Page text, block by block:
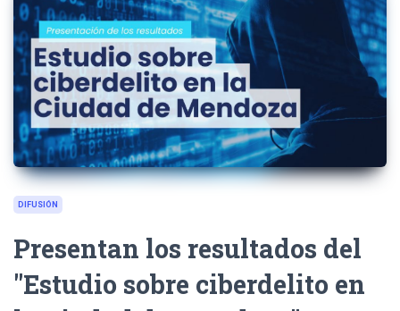
DIFUSIÓN
Presentan los resultados del
"Estudio sobre ciberdelito en